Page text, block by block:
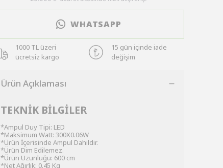
WHATSAPP
1000 TL üzeri
ücretsiz kargo
15 gün içinde iade
değişim
Ürün Açıklaması
TEKNİK BİLGİLER
*Ampul Duy Tipi: LED
*Maksimum Watt: 300X0.06W
*Ürün İçerisinde Ampul Dahildir.
*Ürün Dim Edilemez.
*Ürün Uzunluğu: 600 cm
*Net Ağırlık: 0.45 Kg